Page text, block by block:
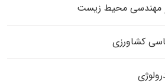
مهندسی محیط زیست
کشاورزی